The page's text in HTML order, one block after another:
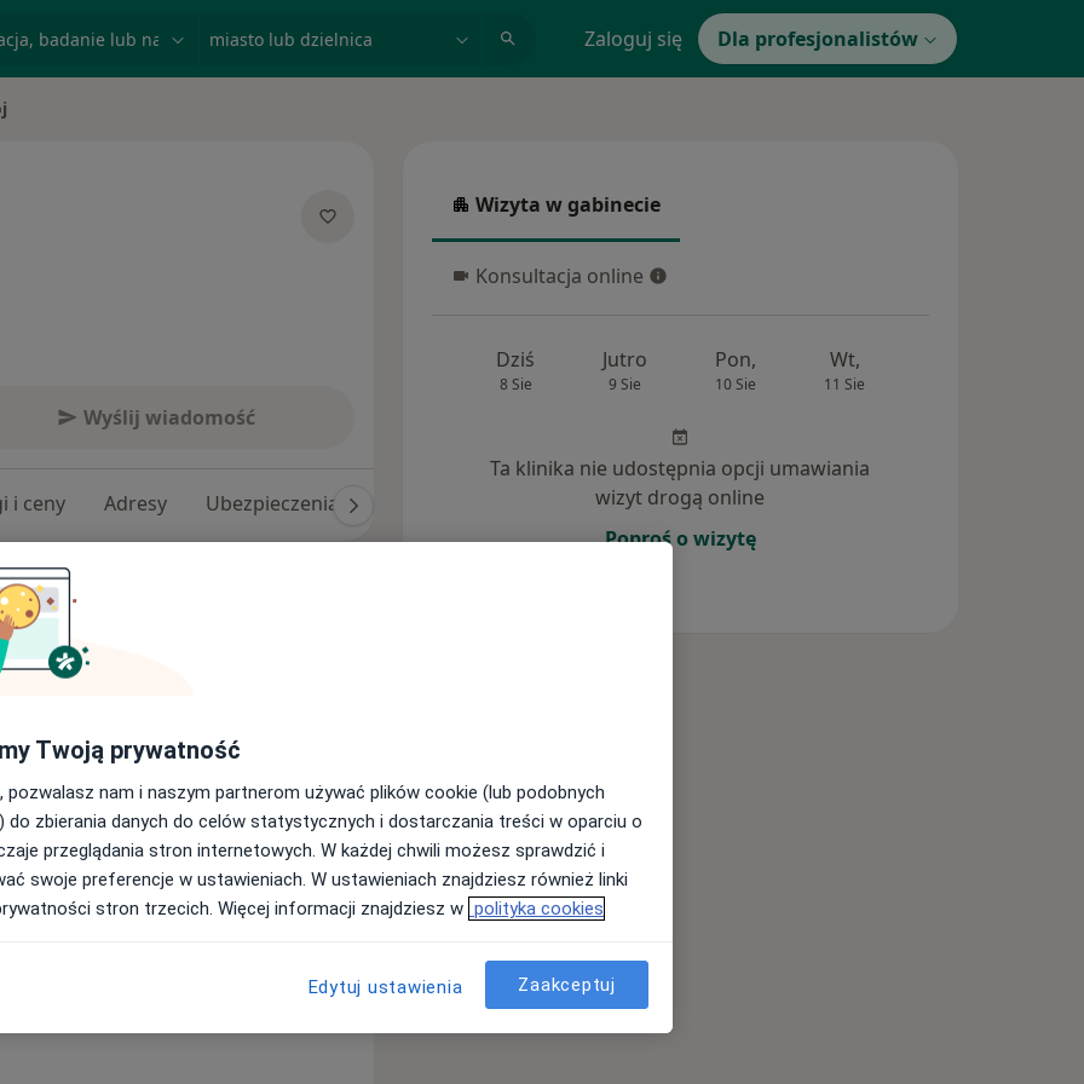
Zaloguj się Dla profesjonalistów
Wyślij wiadomość
i ceny Adresy Ubezpieczenia
współpracować z pacjentem w
i empatii. Uważam,że tylko
oraz zadowolenia
pandemią pacjentów
posiadanie maseczek.
lub gotówką.
tylko dla osób dorosłych. Po
- sms-a o numerze
konsultacji oraz
email .W przypadku anulowania
zwrotów i odwołań.
Wizyta w gabinecie
Wizyta w gabinecie
Konsultacja online
Konsultacja online
Dziś
8 Sie
Jutro
9 Sie
Pon,
10 Sie
Wt,
11 Sie
Ta klinika nie udostępnia opcji umawiania
wizyt drogą online
Poproś o wizytę
Twoją prywatność
pozwalasz nam i naszym partnerom używać plików cookie (lub podobnych
do zbierania danych do celów statystycznych i dostarczania treści w oparciu o
przeglądania stron internetowych. W każdej chwili możesz sprawdzić i
swoje preferencje w ustawieniach. W ustawieniach znajdziesz również linki
stron trzecich. Więcej informacji znajdziesz w polityka cookies
Edytuj ustawienia Zaakceptuj